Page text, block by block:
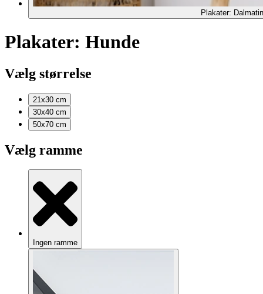
Plakater:
Plakater: Hunde
Vælg størrelse
21x30 cm
30x40 cm
50x70 cm
Vælg ramme
Ingen ramme